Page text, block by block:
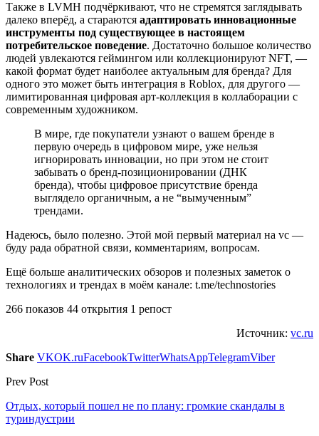
Также в LVMH подчёркивают, что не стремятся заглядывать
далеко вперёд, а стараются адаптировать инновационные
инструменты под существующее в настоящем
потребительское поведение. Достаточно большое количество
людей увлекаются геймингом или коллекционируют NFT, —
какой формат будет наиболее актуальным для бренда? Для
одного это может быть интеграция в Roblox, для другого —
лимитированная цифровая арт-коллекция в коллаборации с
современным художником.
В мире, где покупатели узнают о вашем бренде в
первую очередь в цифровом мире, уже нельзя
игнорировать инновации, но при этом не стоит
забывать о бренд-позиционировании (ДНК
бренда), чтобы цифровое присутствие бренда
выглядело органичным, а не “вымученным”
трендами.
Надеюсь, было полезно. Этой мой первый материал на vc —
буду рада обратной связи, комментариям, вопросам.
Ещё больше аналитических обзоров и полезных заметок о
технологиях и трендах в моём канале: t.me/technostories
266 показов 44 открытия 1 репост
Источник: vc.ru
Share VKOK.ruFacebookTwitterWhatsAppTelegramViber
Prev Post
Отдых, который пошел не по плану: громкие скандалы в
туриндустрии